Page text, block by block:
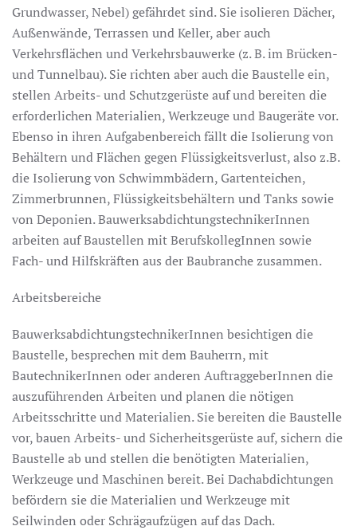
Grundwasser, Nebel) gefährdet sind. Sie isolieren Dächer,
Außenwände, Terrassen und Keller, aber auch
Verkehrsflächen und Verkehrsbauwerke (z. B. im Brücken-
und Tunnelbau). Sie richten aber auch die Baustelle ein,
stellen Arbeits- und Schutzgerüste auf und bereiten die
erforderlichen Materialien, Werkzeuge und Baugeräte vor.
Ebenso in ihren Aufgabenbereich fällt die Isolierung von
Behältern und Flächen gegen Flüssigkeitsverlust, also z.B.
die Isolierung von Schwimmbädern, Gartenteichen,
Zimmerbrunnen, Flüssigkeitsbehältern und Tanks sowie
von Deponien. BauwerksabdichtungstechnikerInnen
arbeiten auf Baustellen mit BerufskollegInnen sowie
Fach- und Hilfskräften aus der Baubranche zusammen.
Arbeitsbereiche
BauwerksabdichtungstechnikerInnen besichtigen die
Baustelle, besprechen mit dem Bauherrn, mit
BautechnikerInnen oder anderen AuftraggeberInnen die
auszuführenden Arbeiten und planen die nötigen
Arbeitsschritte und Materialien. Sie bereiten die Baustelle
vor, bauen Arbeits- und Sicherheitsgerüste auf, sichern die
Baustelle ab und stellen die benötigten Materialien,
Werkzeuge und Maschinen bereit. Bei Dachabdichtungen
befördern sie die Materialien und Werkzeuge mit
Seilwinden oder Schrägaufzügen auf das Dach.